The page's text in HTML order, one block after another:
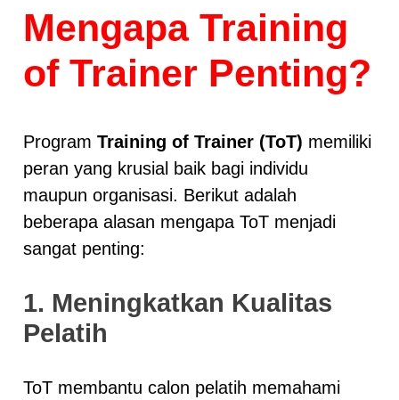
Mengapa Training
of Trainer Penting?
Program Training of Trainer (ToT) memiliki
peran yang krusial baik bagi individu
maupun organisasi. Berikut adalah
beberapa alasan mengapa ToT menjadi
sangat penting:
1. Meningkatkan Kualitas
Pelatih
ToT membantu calon pelatih memahami